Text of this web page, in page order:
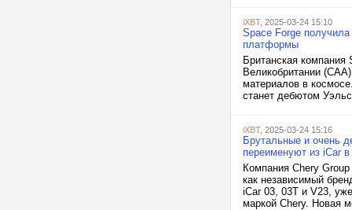
iXBT, 2025-03-24 15:10
Space Forge получила
платформы
Британская компания
Великобритании
материалов в
станет дебютом
iXBT, 2025-03-24 15:16
Брутальные и очень
переименуют из iCar в
Компания Chery
как независимый
iCar 03, 03T и V23,
маркой Chery. Новая